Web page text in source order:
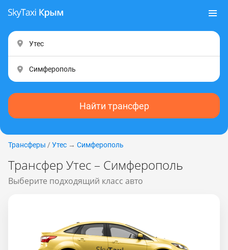
Найти трансфер
Трансферы / Утес → Симферополь
Трансфер Утес – Симферополь
Выберите подходящий класс авто